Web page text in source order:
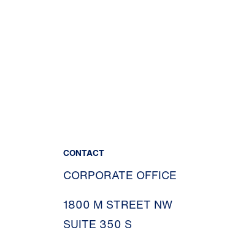
CONTACT
CORPORATE OFFICE
1800 M STREET NW
SUITE 350 S